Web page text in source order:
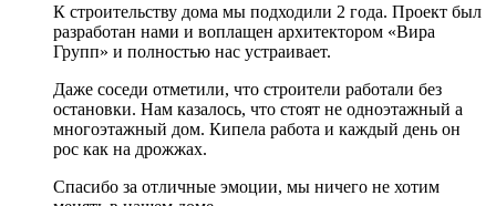
К строительству дома мы подходили 2 года. Проект был
разработан нами и воплащен архитектором «Вира
Групп» и полностью нас устраивает.
Даже соседи отметили, что строители работали без
остановки. Нам казалось, что стоят не одноэтажный а
многоэтажный дом. Кипела работа и каждый день он
рос как на дрожжах.
Спасибо за отличные эмоции, мы ничего не хотим